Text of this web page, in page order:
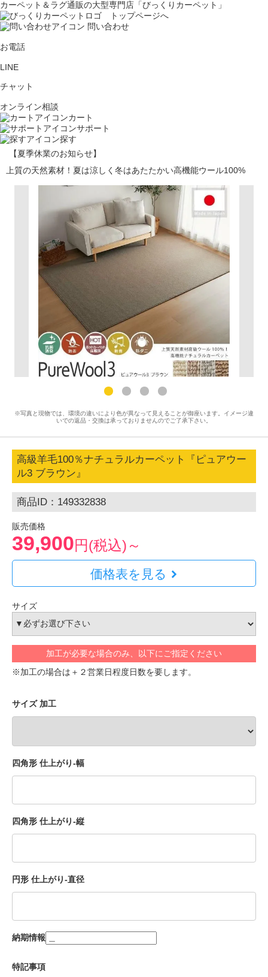
カーペット＆ラグ通販の大型専門店「びっくりカーペット」
問い合わせ
お電話
LINE
チャット
オンライン相談
カート
サポート
探す
【夏季休業のお知らせ】
上質の天然素材！夏は涼しく冬はあたたかい高機能ウール100%
※写真と現物では、環境の違いにより色が異なって見えることが御座います。イメージ違
いでの返品・交換は承っておりませんのでご了承下さい。
高級羊毛100％ナチュラルカーペット『ピュアウー
ル3 ブラウン』
商品ID：149332838
販売価格
39,900円(税込)～
価格表を見る
サイズ
加工が必要な場合のみ、以下にご指定ください
※加工の場合は＋２営業日程度日数を要します。
サイズ 加工
四角形 仕上がり-幅
四角形 仕上がり-縦
円形 仕上がり-直径
納期情報
特記事項